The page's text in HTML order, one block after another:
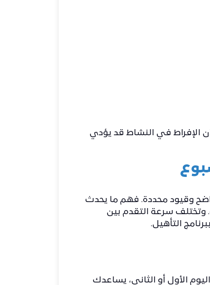
الإفراط في النشاط قد يؤدي
وقيود محددة. فهم ما يحدث
وتختلف سرعة التقدم بين
التأهيل.
الأول أو الثاني، يساعدك